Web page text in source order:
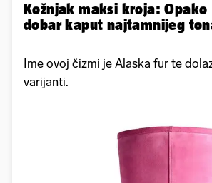
Kožnjak maksi kroja: Opako
dobar kaput najtamnijeg
Ime ovoj čizmi je Alaska fur te
varijanti.